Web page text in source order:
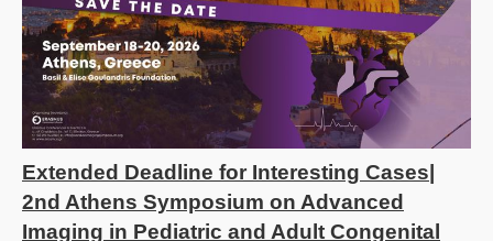
Extended Deadline for Interesting Cases|
2nd Athens Symposium on Advanced
Imaging in Pediatric and Adult Congenital